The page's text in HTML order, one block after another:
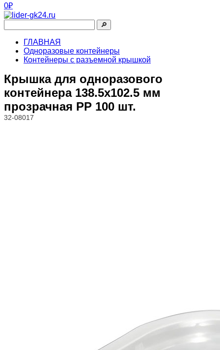
0₽
🔎︎
ГЛАВНАЯ
Одноразовые контейнеры
Контейнеры с разъемной крышкой
Крышка для одноразового
контейнера 138.5х102.5 мм
прозрачная PP 100 шт.
32-08017